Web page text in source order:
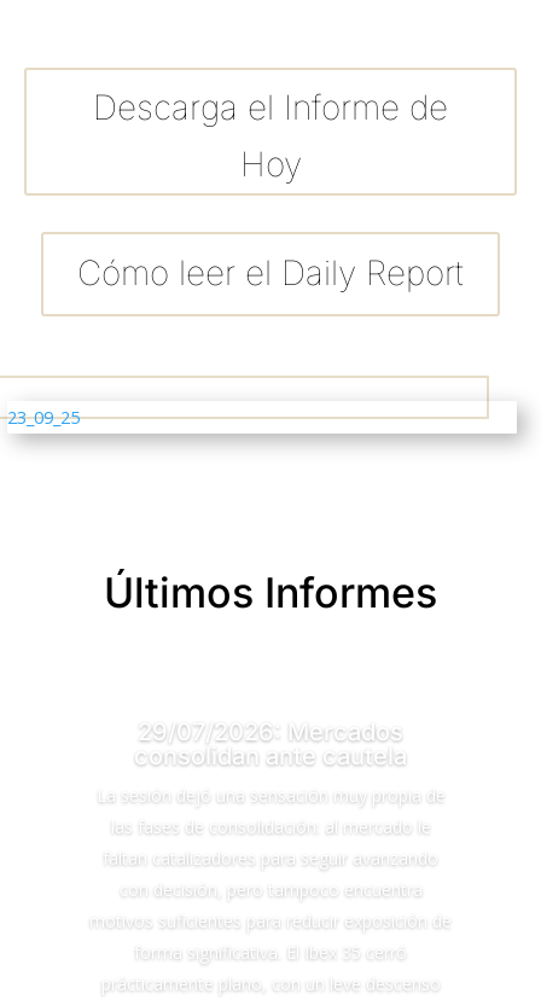
Descarga el Informe de
Hoy
Cómo leer el Daily Report
23_09_25
Últimos Informes
29/07/2026: Mercados
consolidan ante cautela
La sesión dejó una sensación muy propia de
las fases de consolidación: al mercado le
faltan catalizadores para seguir avanzando
con decisión, pero tampoco encuentra
motivos suficientes para reducir exposición de
forma significativa. El Ibex 35 cerró
prácticamente plano, con un leve descenso